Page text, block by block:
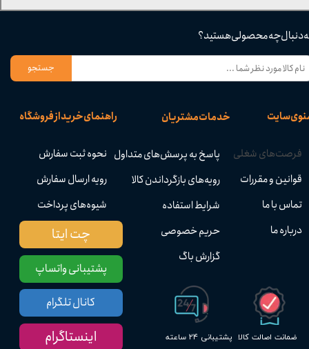
پشتیبانی ۲۴ ساعته ضمانت اصالت کالا
راهنمای خرید از فروشگاه
نحوه ثبت سفارش
رویه ارسال سفارش
شیوه‌های پرداخت
خدمات مشتریان
پاسخ به پرسش‌های متداول
رویه‌های بازگرداندن کالا
شرایط استفاده
حریم خصوصی
گزارش باگ
سایت
فرصت‌های شغلی
قوانین و مقررات
تماس با ما
درباره ما
دنبال چه محصولی هستید؟
جستجو
پشتیبانی واتساپ
چت ایتا
کانال تلگرام
اینستاگرام